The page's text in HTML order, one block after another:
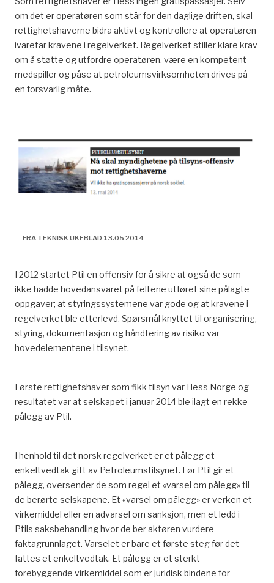
om det er operatøren som står for den daglige driften, skal
rettighetshaverne bidra aktivt og kontrollere at operatøren
ivaretar kravene i regelverket. Regelverket stiller klare krav
om å støtte og utfordre operatøren, være en kompetent
medspiller og påse at petroleumsvirksomheten drives på
en forsvarlig måte.
— FRA TEKNISK UKEBLAD 13.05 2014
I 2012 startet Ptil en offensiv for å sikre at også de som
ikke hadde hovedansvaret på feltene utføret sine pålagte
oppgaver; at styringssystemene var gode og at kravene i
regelverket ble etterlevd. Spørsmål knyttet til organisering,
styring, dokumentasjon og håndtering av risiko var
hovedelementene i tilsynet.
Første rettighetshaver som fikk tilsyn var Hess Norge og
resultatet var at selskapet i januar 2014 ble ilagt en rekke
pålegg av Ptil.
I henhold til det norsk regelverket er et pålegg et
enkeltvedtak gitt av Petroleumstilsynet. Før Ptil gir et
pålegg, oversender de som regel et «varsel om pålegg» til
de berørte selskapene. Et «varsel om pålegg» er verken et
virkemiddel eller en advarsel om sanksjon, men et ledd i
Ptils saksbehandling hvor de ber aktøren vurdere
faktagrunnlaget. Varselet er bare et første steg før det
fattes et enkeltvedtak. Et pålegg er et sterkt
forebyggende virkemiddel som er juridisk bindene for